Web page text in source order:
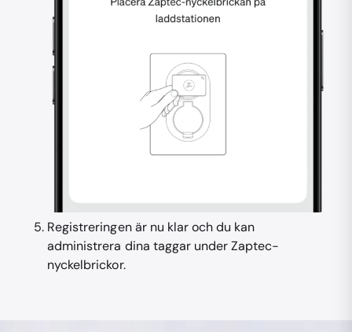
Registreringen är nu klar och du kan
administrera dina taggar under Zaptec-
nyckelbrickor.